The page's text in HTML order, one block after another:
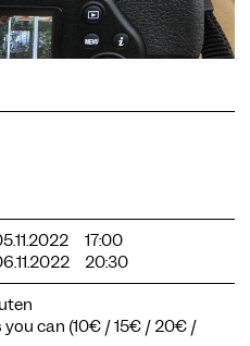
17:00
20:30
you can (10€ / 15€ / 20€ /
externer Anbieter auf
sind essenziell, damit
Cookies helfen uns,
können Ihre Einwilligung
Informationen. Unten
Sie zulassen